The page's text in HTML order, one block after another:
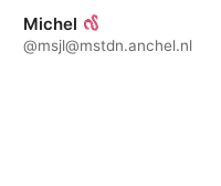
Michel
@msjl@mstdn.anchel.nl